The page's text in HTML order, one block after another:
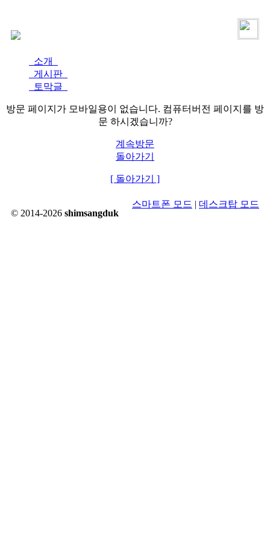
소개
게시판
토막글
방문 페이지가 모바일용이 없습니다. 컴퓨터버전 페이지를 방
문 하시겠습니까?
계속방문
돌아가기
[ 돌아가기 ]
© 2014-2026 shimsangduk
스마트폰 모드 | 데스크탑 모드